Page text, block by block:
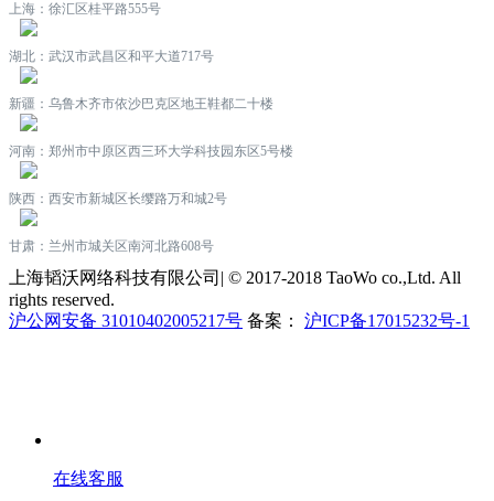
上海：徐汇区桂平路555号
湖北：武汉市武昌区和平大道717号
新疆：乌鲁木齐市依沙巴克区地王鞋都二十楼
河南：郑州市中原区西三环大学科技园东区5号楼
陕西：西安市新城区长缨路万和城2号
甘肃：兰州市城关区南河北路608号
上海韬沃网络科技有限公司| © 2017-2018 TaoWo co.,Ltd. All
rights reserved.
沪公网安备 31010402005217号 备案： 沪ICP备17015232号-1
在线客服